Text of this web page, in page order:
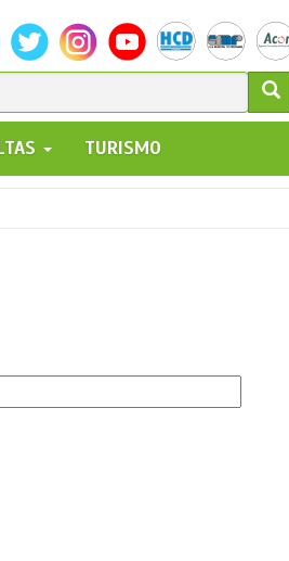
TURISMO